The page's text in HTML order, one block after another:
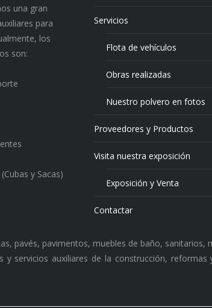
una gran
para
los
son:
y Sacas)
Servicios
Flota de vehículos
Obras realizadas
Nuestro polvero en fotos
Proveedores y Productos
Visita nuestra exposición
Exposición y Venta
Contactar
pavés, pavimentos, muebles de baño,
servicios auxiliares de la construcción,